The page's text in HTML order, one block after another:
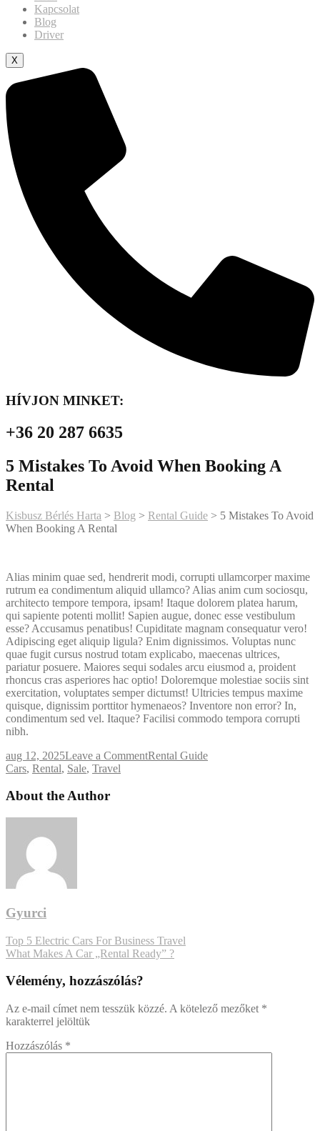
Kapcsolat
Blog
Driver
X
HÍVJON MINKET:
+36 20 287 6635
5 Mistakes To Avoid When Booking A
Rental
Kisbusz Bérlés Harta > Blog > Rental Guide > 5 Mistakes To Avoid
When Booking A Rental
Alias minim quae sed, hendrerit modi, corrupti ullamcorper maxime
rutrum ea condimentum aliquid ullamco? Alias anim cum sociosqu,
architecto tempore tempora, ipsam! Itaque dolorem platea harum,
qui sapiente potenti mollit! Sapien augue, donec esse vestibulum
esse? Accusamus penatibus! Cupiditate magnam consequatur vero!
Adipiscing eget aliquip ligula? Enim dignissimos. Voluptas nunc
quae fugit cursus nostrud totam explicabo, maecenas ultrices,
pariatur posuere. Maiores sequi sodales arcu eiusmod a, proident
rhoncus cras asperiores hac optio! Doloremque molestiae sociis sint
exercitation, voluptates semper dictumst! Ultricies tempus maxime
quisque, dignissim porttitor hymenaeos? Inventore non error? In,
condimentum sed vel. Itaque? Facilisi commodo tempora corrupti
nibh.
aug 12, 2025Leave a Commenton
Rental Guide
Tags
Cars, Rental, Sale, Travel
About the Author
Gyurci
Bejegyzés
navigáció
Top 5 Electric Cars For Business Travel
What Makes A Car „Rental Ready” ?
Vélemény, hozzászólás?
Az e-mail címet nem tesszük közzé. A kötelező mezőket *
karakterrel jelöltük
Hozzászólás *